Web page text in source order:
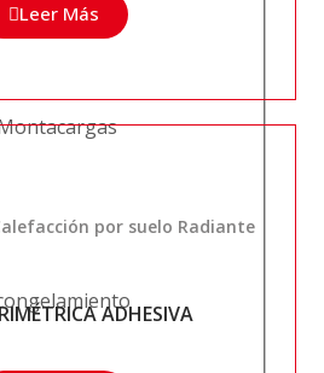
Leer Más
por suelo Radiante
ADHESIVA